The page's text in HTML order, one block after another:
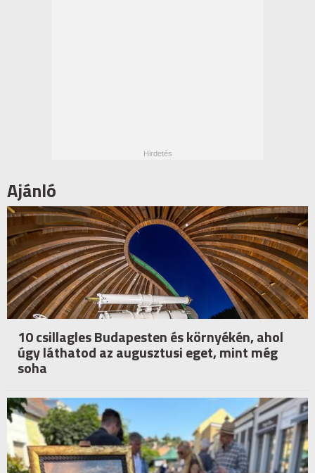
Ajánló
10 csillagles Budapesten és környékén, ahol
úgy láthatod az augusztusi eget, mint még
soha